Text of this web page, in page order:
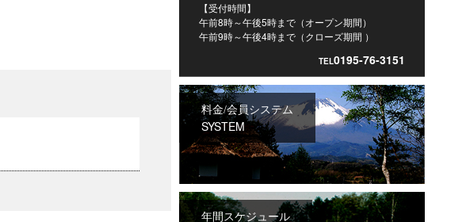
【受付時間】
午前8時～午後5時まで（オープン期間）
午前9時～午後4時まで（クローズ期間 ）
TEL0195-76-3151
料金/会員システム
SYSTEM
年間スケジュール